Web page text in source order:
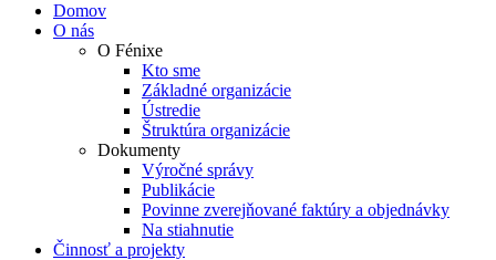
Domov
O nás
O Fénixe
Kto sme
Základné organizácie
Ústredie
Štruktúra organizácie
Dokumenty
Výročné správy
Publikácie
Povinne zverejňované faktúry a objednávky
Na stiahnutie
Činnosť a projekty